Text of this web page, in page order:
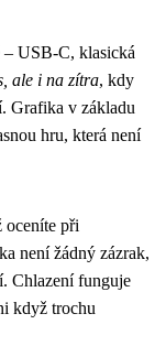
– USB-C, klasická
ale i na zítra, kdy
Grafika v základu
hru, která není
oceníte při
není žádný zázrak,
Chlazení funguje
když trochu